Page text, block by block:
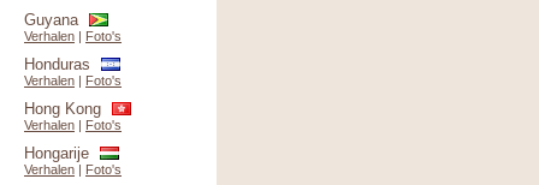
Guyana
Verhalen | Foto's
Honduras
Verhalen | Foto's
Hong Kong
Verhalen | Foto's
Hongarije
Verhalen | Foto's